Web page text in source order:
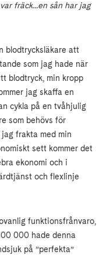
fräck...en sån har jag
blodtrycksläkare att
som jag hade när
blodtryck, min kropp
jag skaffa en
cykla på en tvåhjulig
som behövs för
frakta med min
sett kommer det
ekonomi och i
och flexlinje
funktionsfrånvaro,
000 hade denna
på ”perfekta”